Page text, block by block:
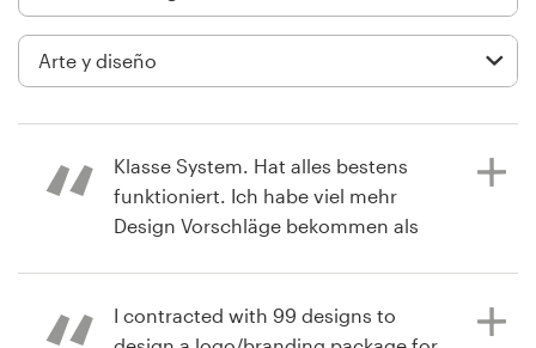
Klasse System. Hat alles bestens
funktioniert. Ich habe viel mehr
Design Vorschläge bekommen als
wählen können. Jederzeit gerne
I contracted with 99 designs to
Diseño de logotipo
Diseño de páginas web
Guía de la marca